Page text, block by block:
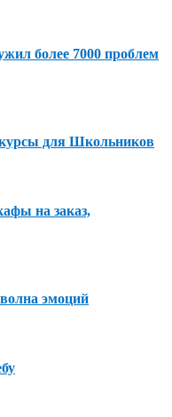
более 7000 проблем
для Школьников
на заказ,
эмоций